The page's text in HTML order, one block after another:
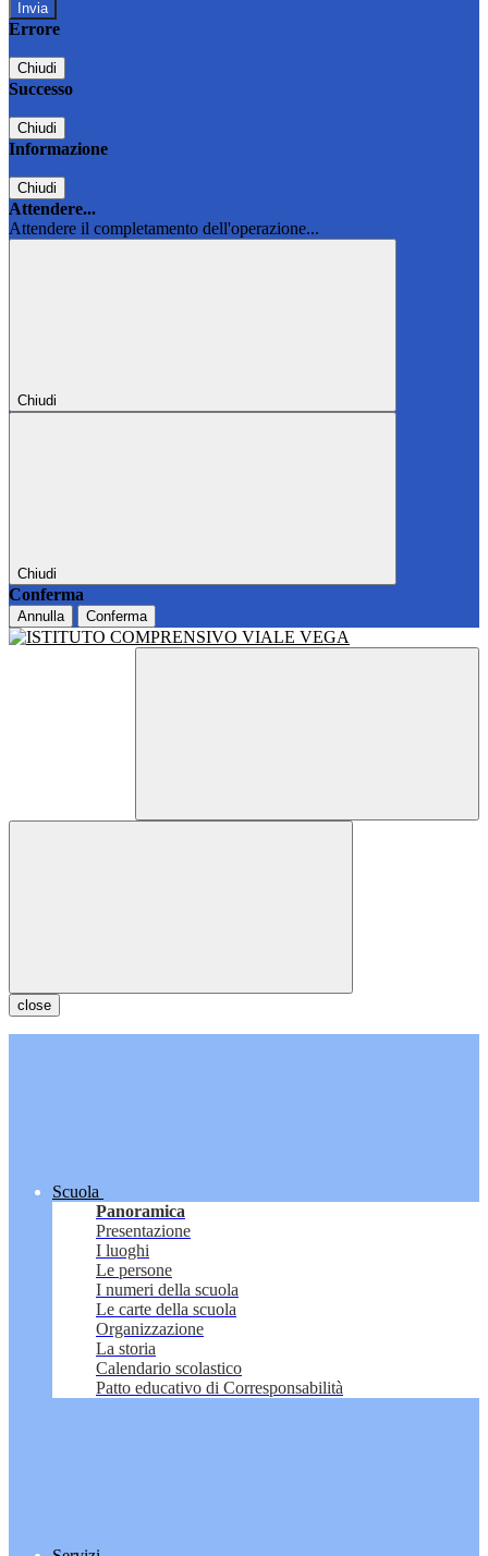
Errore
Chiudi
Successo
Chiudi
Informazione
Chiudi
Attendere...
Attendere il completamento dell'operazione...
Chiudi
Chiudi
Conferma
Annulla Conferma
close
Scuola
Panoramica
Presentazione
I luoghi
Le persone
I numeri della scuola
Le carte della scuola
Organizzazione
La storia
Calendario scolastico
Patto educativo di Corresponsabilità